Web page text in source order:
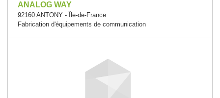
ANALOG WAY
92160 ANTONY - Île-de-France
Fabrication d'équipements de communication